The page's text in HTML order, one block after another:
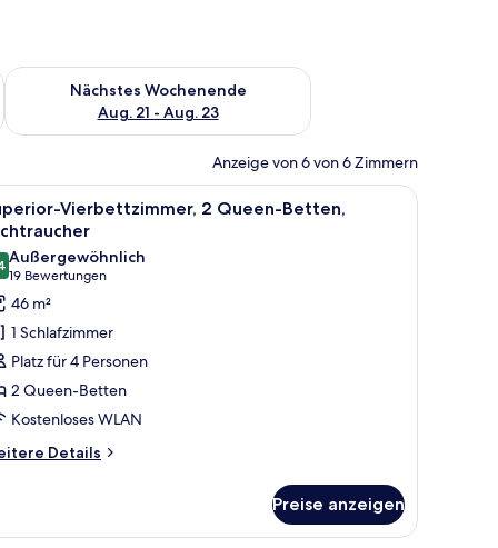
Aug. 14 - Aug. 16.
Nächstes Wochenende
Aug. 21 - Aug. 23
Überprüfe die Verfügbarkeit für nächstes Wochenende, Aug.
Anzeige von 6 von 6 Zimmern
Fernseher und einem Fenster mit Vorhängen.
großen Bett, einem Nachttisch mit Lampe, einem an der Wand montierten
Queen-
Ein modernes Hotelzimmer mit zwei
7
Vierbettzimmer, 2 Queen-Betten,
von 10
Außergewöhnlich
19 Bewertungen
(19
Bewertungen)
46 m²
1 Schlafzimmer
Platz für 4 Personen
2 Queen-Betten
Kostenloses WLAN
Details
Preise anzeigen